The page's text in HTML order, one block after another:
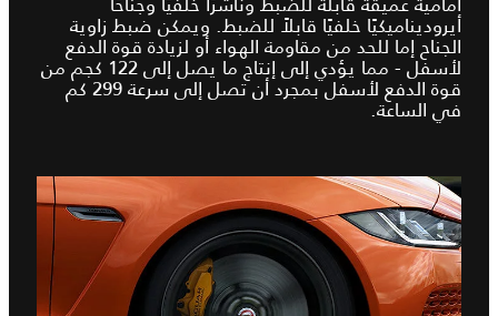
أيروديناميكيًا خلفيًا قابلاً للضبط. ويمكن ضبط زاوية
الجناح إما للحد من مقاومة الهواء أو لزيادة قوة الدفع
لأسفل - مما يؤدي إلى إنتاج ما يصل إلى 122 كجم من
قوة الدفع لأسفل بمجرد أن تصل إلى سرعة 299 كم
في الساعة.